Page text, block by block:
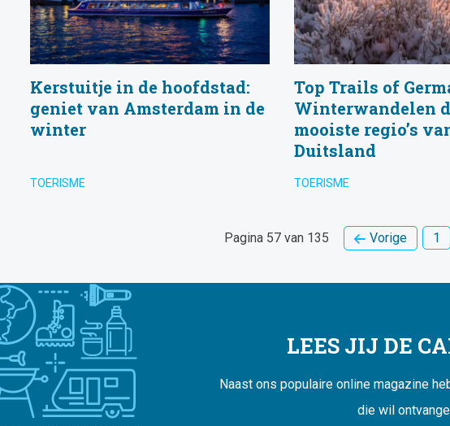
Kerstuitje in de hoofdstad:
geniet van Amsterdam in de
winter
TOERISME
Top Trails of
Winterwandelen
mooiste regio’s
Duitsland
TOERISME
Pagina 57 van 135 Vorige 1
LEES JIJ DE
Naast ons populaire online magazine
die wil